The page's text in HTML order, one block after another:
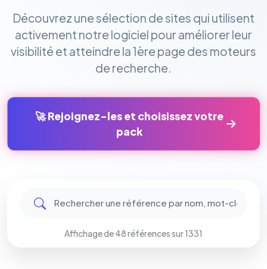
Découvrez une sélection de sites qui utilisent
activement notre logiciel pour améliorer leur
visibilité et atteindre la 1ère page des moteurs
de recherche.
🚀 Rejoignez-les et choisissez votre
pack
Affichage de 48 références sur 1331